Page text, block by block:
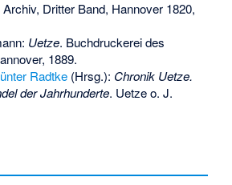
Dritter Band, Hannover 1820,
Uetze. Buchdruckerei des
1889.
Radtke(Hrsg.): Chronik Uetze.
der Jahrhunderte. Uetze o. J.